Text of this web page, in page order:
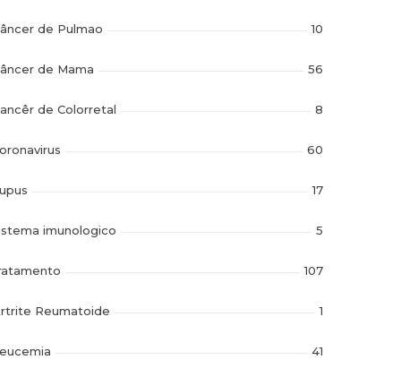
de Pulmao 10
de Mama 56
de Colorretal 8
60
17
imunologico 5
107
Reumatoide 1
41